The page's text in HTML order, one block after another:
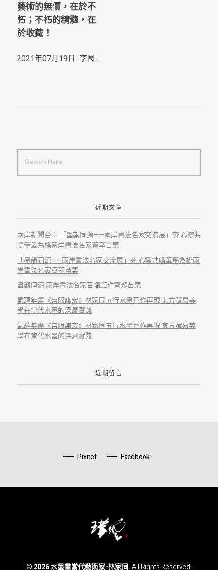
藝術的無價，在於不
朽；不朽的精髓，在
於收藏！
2021年07月19日 李國...
近期文章
兩岸新聞台： 「墨韻同源——兩岸書法名家交流展」夯 心靈共
鳴筆墨為橋兩岸書法名家薈萃苗栗
「墨韻同源——兩岸書法名家交流展」夯 心靈共鳴筆墨為橋兩
岸書法名家薈萃苗栗
墨𩐳同源 兩岸書法名家百幅鉅作齊聚苗栗
氣藴無盡《無限謙宏》林家同五行水墨巨作再現 東方藏易美
學在當代水墨的深層實踐
氣藴無盡《無限謙宏》林家同五行水墨巨作再現 東方藏易美
學在當代水墨的深層實踐
近期留言
Pixnet Facebook
© 2026 水墨畫當代藝術家-林家同.All Rights Reserved.